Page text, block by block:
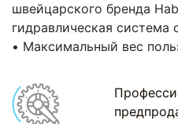
швейцарского бренда
гидравлическая система
• Максимальный вес